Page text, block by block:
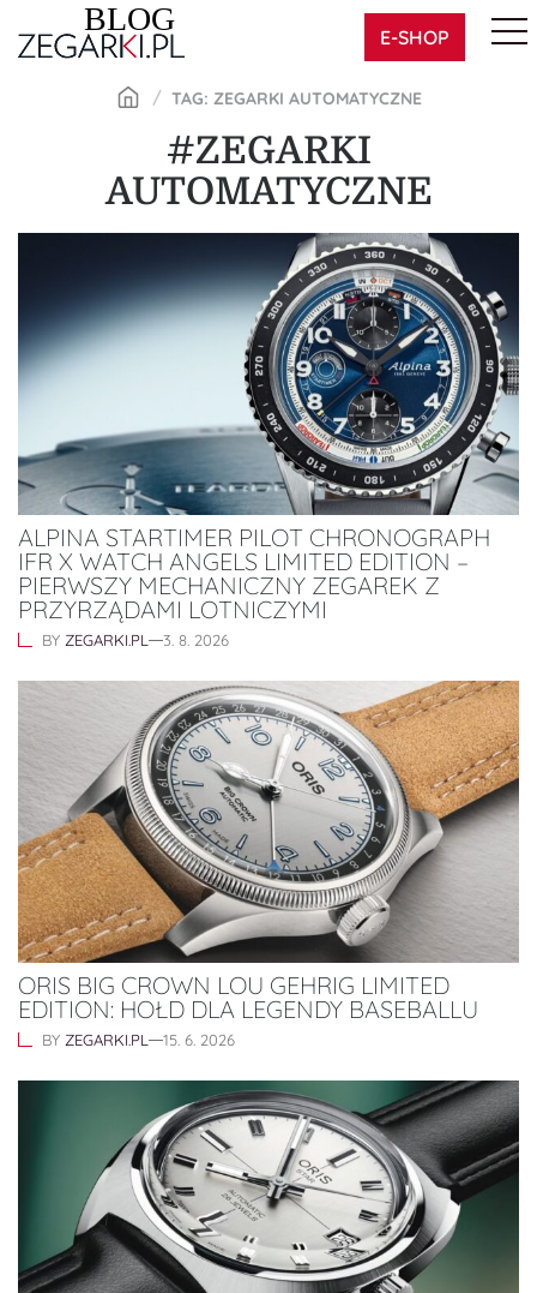
E-SHOP
TAG: ZEGARKI AUTOMATYCZNE
#ZEGARKI
AUTOMATYCZNE
ALPINA STARTIMER PILOT CHRONOGRAPH
IFR X WATCH ANGELS LIMITED EDITION –
PIERWSZY MECHANICZNY ZEGAREK Z
PRZYRZĄDAMI LOTNICZYMI
BY ZEGARKI.PL 3. 8. 2026
ORIS BIG CROWN LOU GEHRIG LIMITED
EDITION: HOŁD DLA LEGENDY BASEBALLU
BY ZEGARKI.PL 15. 6. 2026